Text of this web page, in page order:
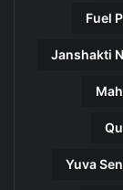
Fuel
Janshakti
Yuva